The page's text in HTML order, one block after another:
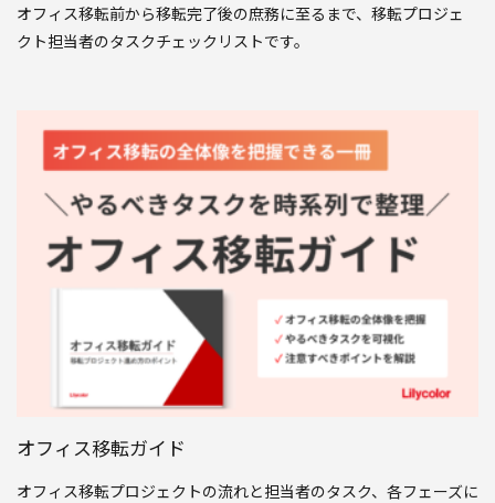
オフィス移転前から移転完了後の庶務に至るまで、移転プロジェ
クト担当者のタスクチェックリストです。
オフィス移転ガイド
オフィス移転プロジェクトの流れと担当者のタスク、各フェーズに